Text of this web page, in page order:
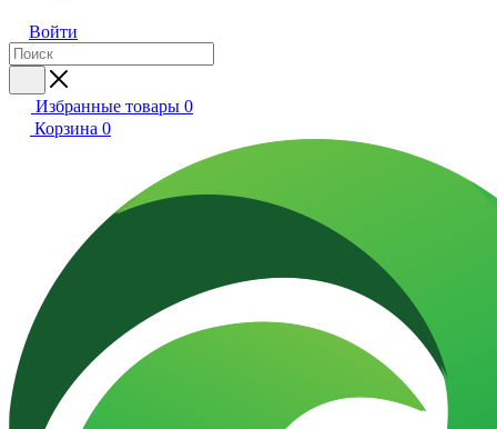
Войти
Избранные товары 0
Корзина 0